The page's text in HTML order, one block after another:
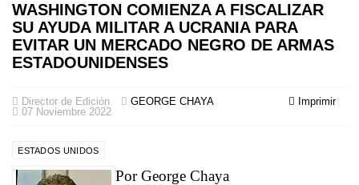
WASHINGTON COMIENZA A FISCALIZAR
SU AYUDA MILITAR A UCRANIA PARA
EVITAR UN MERCADO NEGRO DE ARMAS
ESTADOUNIDENSES
Imprimir
Director de Edición
GEORGE CHAYA
07 Noviembre 2022
ESTADOS UNIDOS
Por George Chaya